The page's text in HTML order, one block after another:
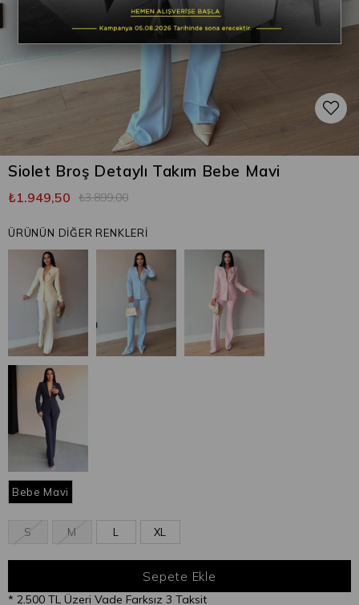
Siolet Broş Detaylı Takım Bebe Mavi
₺3.899,00
₺1.949,50
ÜRÜNÜN DİĞER RENKLERİ
Bebe Mavi
S M L XL
* 2.500 TL Üzeri Vade Farksız 3 Taksit